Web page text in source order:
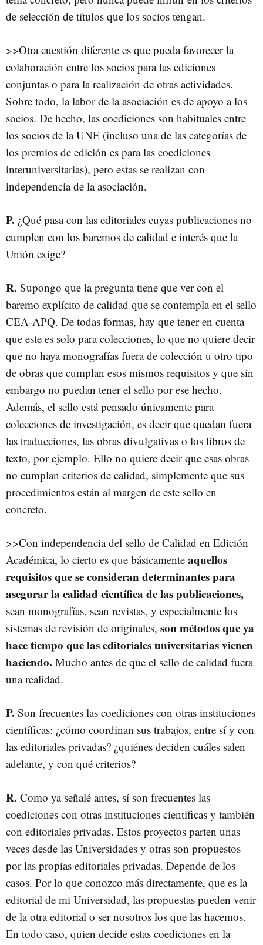
de selección de títulos que los socios tengan.
>>Otra cuestión diferente es que pueda favorecer la
colaboración entre los socios para las ediciones
conjuntas o para la realización de otras actividades.
Sobre todo, la labor de la asociación es de apoyo a los
socios. De hecho, las coediciones son habituales entre
los socios de la UNE (incluso una de las categorías de
los premios de edición es para las coediciones
interuniversitarias), pero estas se realizan con
independencia de la asociación.
P. ¿Qué pasa con las editoriales cuyas publicaciones no
cumplen con los baremos de calidad e interés que la
Unión exige?
R. Supongo que la pregunta tiene que ver con el
baremo explícito de calidad que se contempla en el sello
CEA-APQ. De todas formas, hay que tener en cuenta
que este es solo para colecciones, lo que no quiere decir
que no haya monografías fuera de colección u otro tipo
de obras que cumplan esos mismos requisitos y que sin
embargo no puedan tener el sello por ese hecho.
Además, el sello está pensado únicamente para
colecciones de investigación, es decir que quedan fuera
las traducciones, las obras divulgativas o los libros de
texto, por ejemplo. Ello no quiere decir que esas obras
no cumplan criterios de calidad, simplemente que sus
procedimientos están al margen de este sello en
concreto.
>>Con independencia del sello de Calidad en Edición
Académica, lo cierto es que básicamente aquellos
requisitos que se consideran determinantes para
asegurar la calidad científica de las publicaciones,
sean monografías, sean revistas, y especialmente los
sistemas de revisión de originales, son métodos que ya
hace tiempo que las editoriales universitarias vienen
haciendo. Mucho antes de que el sello de calidad fuera
una realidad.
P. Son frecuentes las coediciones con otras instituciones
científicas: ¿cómo coordinan sus trabajos, entre sí y con
las editoriales privadas? ¿quiénes deciden cuáles salen
adelante, y con qué criterios?
R. Como ya señalé antes, sí son frecuentes las
coediciones con otras instituciones científicas y también
con editoriales privadas. Estos proyectos parten unas
veces desde las Universidades y otras son propuestos
por las propias editoriales privadas. Depende de los
casos. Por lo que conozco más directamente, que es la
editorial de mi Universidad, las propuestas pueden venir
de la otra editorial o ser nosotros los que las hacemos.
En todo caso, quien decide estas coediciones en la